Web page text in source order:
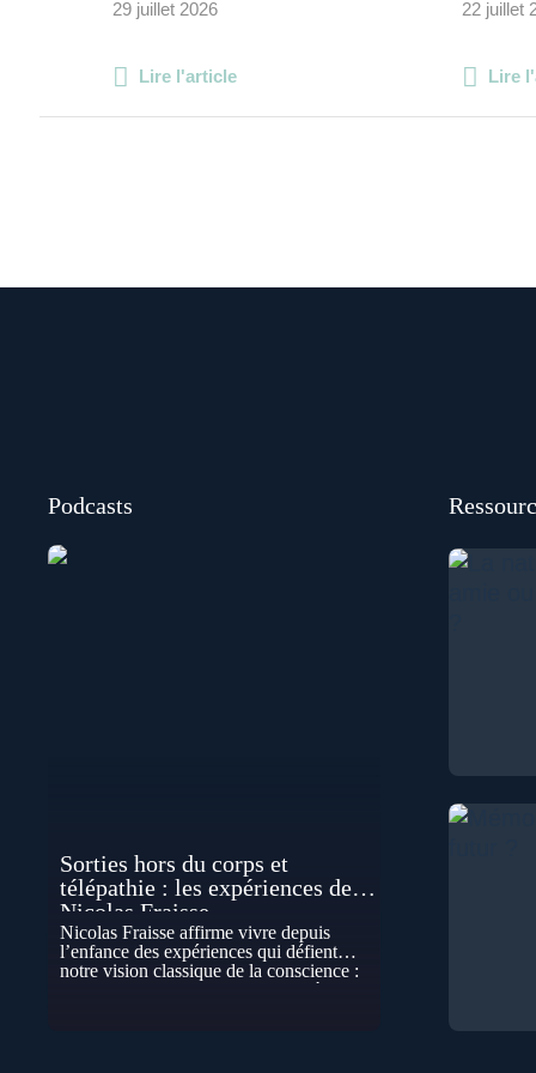
29 juillet 2026
Lire l'article
22 juillet
Lire
Podcasts
Sorties hors du corps et
télépathie : les expériences de
Nicolas Fraisse
Nicolas Fraisse affirme vivre depuis
l’enfance des expériences qui défient
notre vision classique de la conscience :
sorties hors du corps, perceptions à